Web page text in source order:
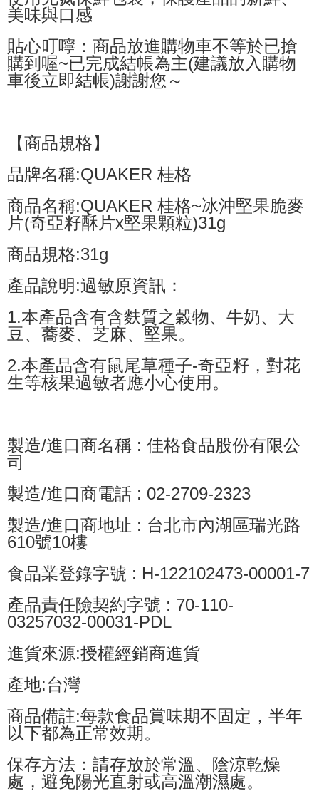
付款後7-11取貨
宅配
NT$80/order | Free shipping on orders of NT$799 or more
美味與口感
貼心叮嚀：商品放進購物車不等於已搶
購到喔~已完成結帳為主(建議放入購物
車後立即結帳)謝謝您～
【商品規格】
品牌名稱:QUAKER 桂格
商品名稱:QUAKER 桂格~冰沖堅果脆麥
片(奇亞籽酥片x堅果顆粒)31g
商品規格:31g
產品說明:過敏原資訊：
1.本產品含有含麩質之穀物、牛奶、大
豆、蕎麥、芝麻、堅果。
2.本產品含有鼠尾草種子-奇亞籽，對花
生等核果過敏者應小心使用。
製造/進口商名稱 : 佳格食品股份有限公
司
製造/進口商電話 : 02-2709-2323
製造/進口商地址 : 台北市內湖區瑞光路
610號10樓
食品業登錄字號 : H-122102473-00001-7
產品責任險契約字號 : 70-110-
03257032-00031-PDL
進貨來源:授權經銷商進貨
產地:台灣
商品備註:每款食品賞味期不固定，半年
以下都為正常效期。
保存方法：請存放於常溫、陰涼乾燥
處，避免陽光直射或高溫潮濕處。